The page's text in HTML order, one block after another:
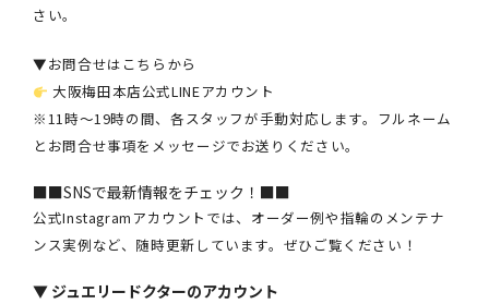
さい。
▼お問合せはこちらから
大阪梅田本店公式LINEアカウント
※11時～19時の間、各スタッフが手動対応します。フルネーム
とお問合せ事項をメッセージでお送りください。
■■SNSで最新情報をチェック！■■
公式Instagramアカウントでは、オーダー例や指輪のメンテナ
ンス実例など、随時更新しています。ぜひご覧ください！
▼ ジュエリードクターのアカウント